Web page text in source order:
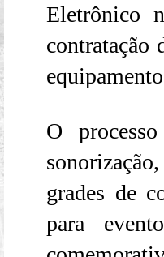
Eletrônico
contratação
O
grades de
para